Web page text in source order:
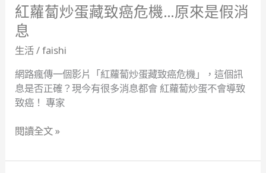
紅蘿蔔炒蛋藏致癌危機…原來是假消
息
生活/faishi
網路瘋傳一個影片「紅蘿蔔炒蛋藏致癌危機」，這個訊
息是否正確？現今有很多消息都會 紅蘿蔔炒蛋不會導致
致癌！ 專家
是
假
消
息
閱讀全文 »